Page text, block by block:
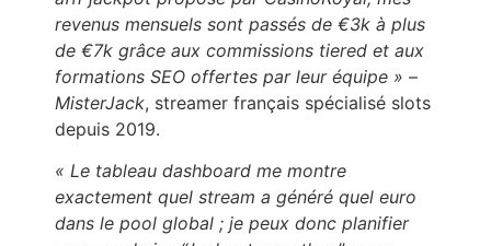
revenus mensuels sont passés de €3k à plus
de €7k grâce aux commissions tiered et aux
formations SEO offertes par leur équipe » –
MisterJack, streamer français spécialisé slots
depuis 2019.
« Le tableau dashboard me montre
exactement quel stream a généré quel euro
dans le pool global ; je peux donc planifier